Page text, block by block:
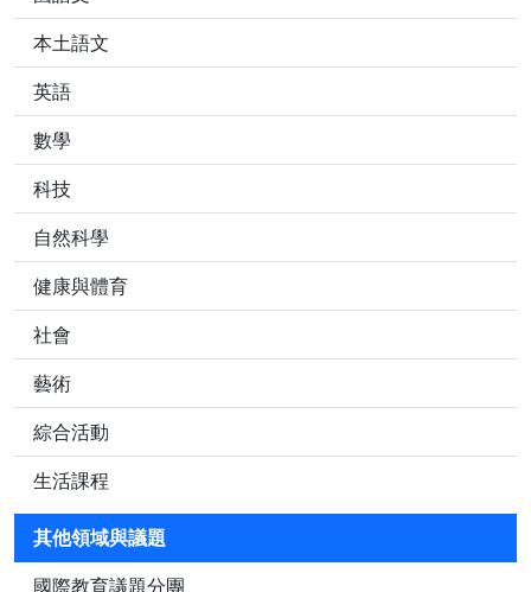
本土語文
英語
數學
科技
自然科學
健康與體育
社會
藝術
綜合活動
生活課程
其他領域與議題
國際教育議題分團